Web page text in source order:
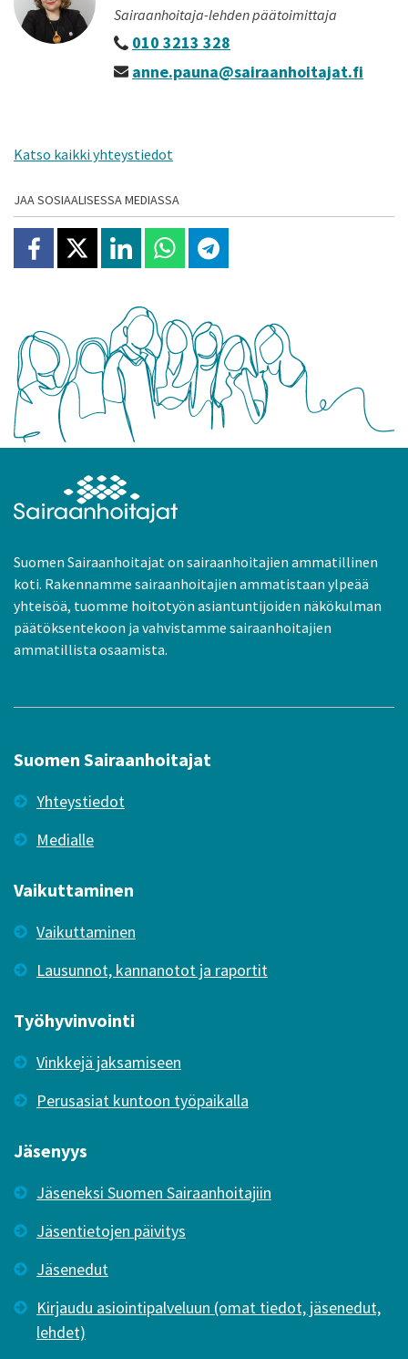
Sairaanhoitaja-lehden päätoimittaja
010 3213 328
anne.pauna@sairaanhoitajat.fi
Katso kaikki yhteystiedot
JAA SOSIAALISESSA MEDIASSA
Jaa Facebookissa
Jaa X:ssäJaa Linkedinissä
Jaa Whatsappissa
Jaa Telegramissa
Suomen Sairaanhoitajat on sairaanhoitajien ammatillinen
koti. Rakennamme sairaanhoitajien ammatistaan ylpeää
yhteisöä, tuomme hoitotyön asiantuntijoiden näkökulman
päätöksentekoon ja vahvistamme sairaanhoitajien
ammatillista osaamista.
Suomen Sairaanhoitajat
Yhteystiedot
Medialle
Vaikuttaminen
Vaikuttaminen
Lausunnot, kannanotot ja raportit
Työhyvinvointi
Vinkkejä jaksamiseen
Perusasiat kuntoon työpaikalla
Jäsenyys
Jäseneksi Suomen Sairaanhoitajiin
Jäsentietojen päivitys
Jäsenedut
Kirjaudu asiointipalveluun (omat tiedot, jäsenedut,
lehdet)